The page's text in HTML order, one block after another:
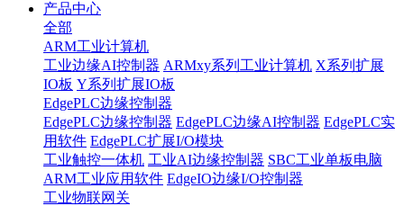
产品中心
全部
ARM工业计算机
工业边缘AI控制器 ARMxy系列工业计算机 X系列扩展
IO板 Y系列扩展IO板
EdgePLC边缘控制器
EdgePLC边缘控制器 EdgePLC边缘AI控制器 EdgePLC实
用软件 EdgePLC扩展I/O模块
工业触控一体机 工业AI边缘控制器 SBC工业单板电脑
ARM工业应用软件 EdgeIO边缘I/O控制器
工业物联网关